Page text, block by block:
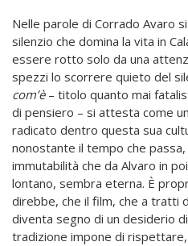
Nelle parole di Corrado Avaro
silenzio che domina la vita in
essere rotto solo da una
spezzi lo scorrere quieto del
com’è– titolo quanto mai
di pensiero – si attesta come
radicato dentro questa sua
nonostante il tempo che passa,
immutabilità che da Alvaro in
lontano, sembra eterna. È
direbbe, che il film, che a tratti
diventa segno di un desiderio
tradizione impone di